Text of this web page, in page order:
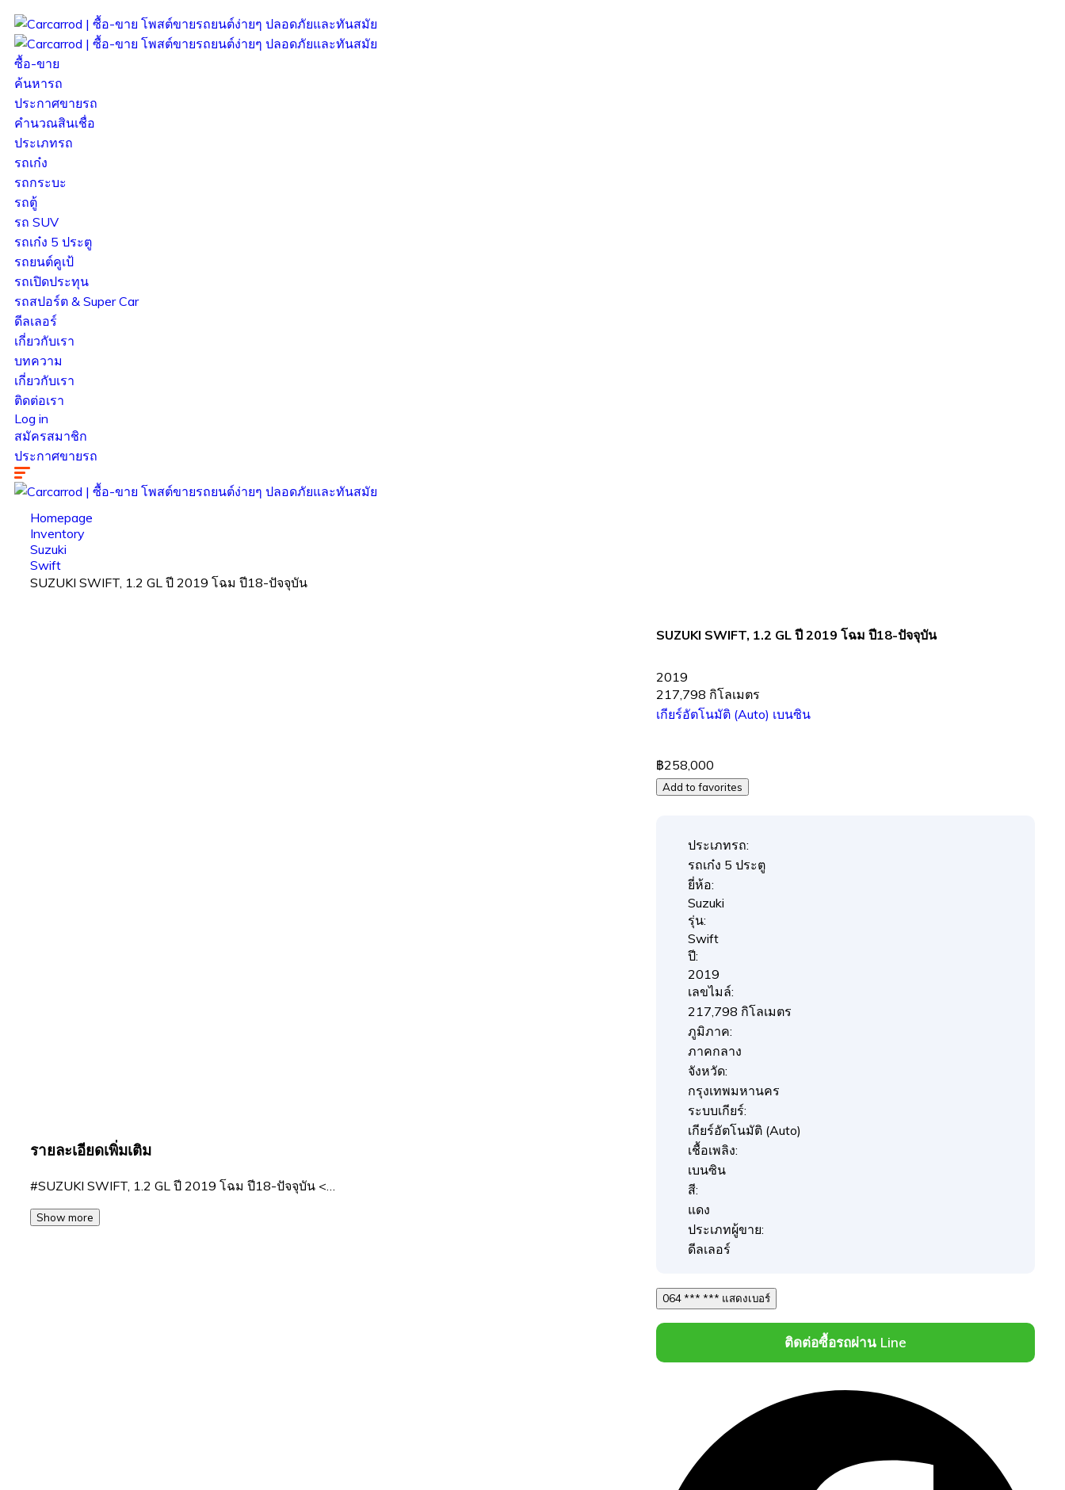
ซื้อ-ขาย
ค้นหารถ
ประกาศขายรถ
คำนวณสินเชื่อ
ประเภทรถ
รถเก๋ง
รถกระบะ
รถตู้
รถ SUV
รถเก๋ง 5 ประตู
รถยนต์คูเป้
รถเปิดประทุน
รถสปอร์ต & Super Car
ดีลเลอร์
เกี่ยวกับเรา
บทความ
เกี่ยวกับเรา
ติดต่อเรา
Log in
สมัครสมาชิก
ประกาศขายรถ
Homepage
Inventory
Suzuki
Swift
SUZUKI SWIFT, 1.2 GL ปี 2019 โฉม ปี18-ปัจจุบัน
รายละเอียดเพิ่มเติม
#SUZUKI SWIFT, 1.2 GL ปี 2019 โฉม ปี18-ปัจจุบัน <…
Show more
SUZUKI SWIFT, 1.2 GL ปี 2019 โฉม ปี18-ปัจจุบัน
2019
217,798 กิโลเมตร
เกียร์อัตโนมัติ (Auto) เบนซิน
฿258,000
Add to favorites
ประเภทรถ:
รถเก๋ง 5 ประตู
ยี่ห้อ:
Suzuki
รุ่น:
Swift
ปี:
2019
เลขไมล์:
217,798 กิโลเมตร
ภูมิภาค:
ภาคกลาง
จังหวัด:
กรุงเทพมหานคร
ระบบเกียร์:
เกียร์อัตโนมัติ (Auto)
เชื้อเพลิง:
เบนซิน
สี:
แดง
ประเภทผู้ขาย:
ดีลเลอร์
064 *** *** แสดงเบอร์
ติดต่อซื้อรถผ่าน Line